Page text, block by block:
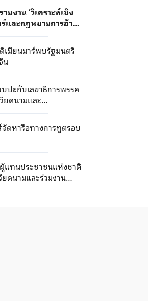
ยงาน ‘วิเคราะห์เชิง
และกฎหมายการอ้าง
ดนฟิลิปปินส์ใน
เมียนมาร์พบรัฐมนตรี
น
ปะกับเลขาธิการพรรค
ยดนามและ
เวียดนาม
ดหารือทางการทูตรอบ
แทนประชาชนแห่งชาติ
ยดนามและร่วมงาน